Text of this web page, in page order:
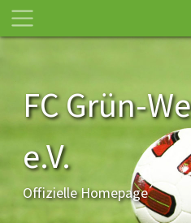
FC Grün-
e.V.
Offizielle Homepage